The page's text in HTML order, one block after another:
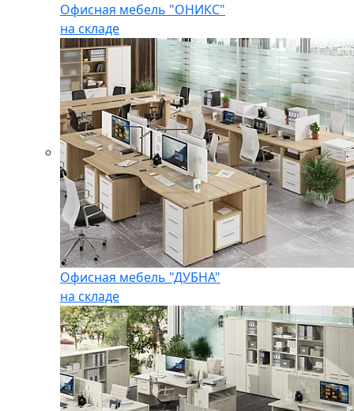
Офисная мебель "ОНИКС"
на складе
Офисная мебель "ДУБНА"
на складе